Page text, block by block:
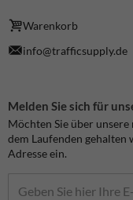
Warenkorb
info@trafficsupply.de
Melden Sie sich für
Möchten Sie über
dem Laufenden gehalten
Adresse ein.